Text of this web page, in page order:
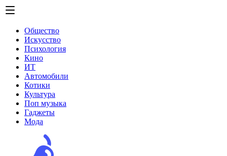
Общество
Искусство
Психология
Кино
ИТ
Автомобили
Котики
Культура
Поп музыка
Гаджеты
Мода